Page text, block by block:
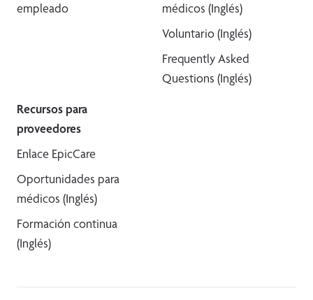
empleado
médicos (Inglés)
Voluntario (Inglés)
Frequently Asked
Questions (Inglés)
Recursos para
proveedores
Enlace EpicCare
Oportunidades para
médicos (Inglés)
Formación continua
(Inglés)